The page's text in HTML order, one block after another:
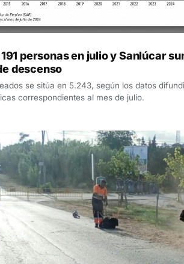
personas en julio y Sanlúcar
descenso
se sitúa en 5.243, según los datos
correspondientes al mes de julio.